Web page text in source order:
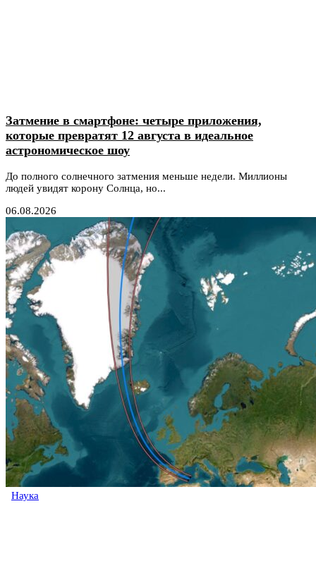
Затмение в смартфоне: четыре приложения,
которые превратят 12 августа в идеальное
астрономическое шоу
До полного солнечного затмения меньше недели. Миллионы
людей увидят корону Солнца, но...
06.08.2026
Наука